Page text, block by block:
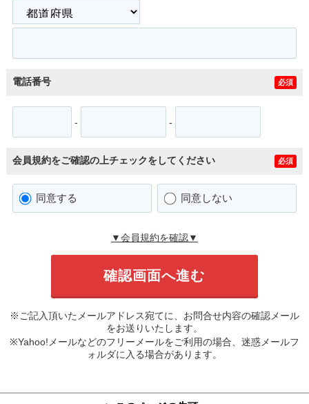
電話番号 必須
- -
会員規約をご確認の上チェックをしてください 必須
同意する 同意しない
▼会員規約を確認▼
※ご記入頂いたメールアドレス宛てに、お問合せ内容の確認メール
をお送りいたします。
※Yahoo!メールなどのフリーメールをご利用の場合、迷惑メールフ
ォルダに入る場合があります。